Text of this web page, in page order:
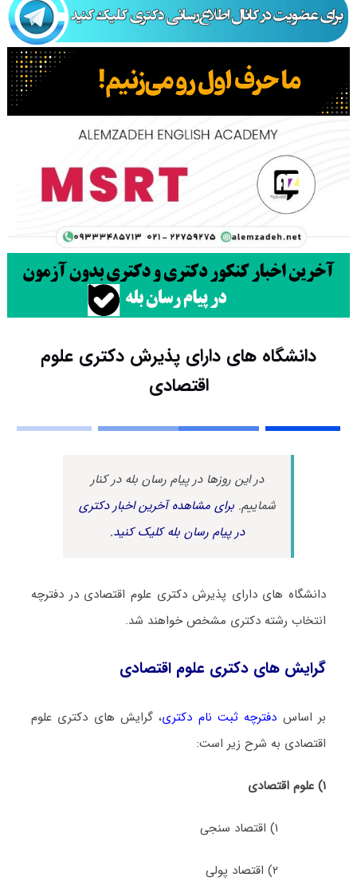
دانشگاه های دارای پذیرش دکتری ﻋﻠﻮم
اﻗﺘﺼﺎدی
در این روزها در پیام رسان بله در کنار
شماییم.برای مشاهده آخرین اخبار دکتری
در پیام رسان بله کلیک کنید.
دانشگاه های دارای پذیرش دکتری ﻋﻠﻮم اﻗﺘﺼﺎدی در دفترچه
انتخاب رشته دکتری مشخص خواهند شد.
گرایش های دکتری ﻋﻠﻮم اﻗﺘﺼﺎدی
بر اساس دفترچه ثبت نام دکتری، گرایش های دکتری ﻋﻠﻮم
اﻗﺘﺼﺎدی به شرح زیر است:
۱) علوم اقتصادی
۱) اﻗﺘﺼﺎد سنجی
۲) اﻗﺘﺼﺎد پولی